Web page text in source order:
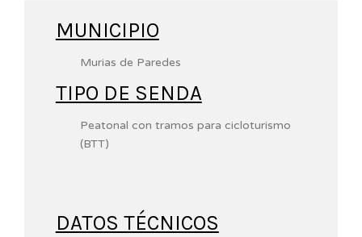
MUNICIPIO
Murias de Paredes
TIPO DE SENDA
Peatonal con tramos para cicloturismo
(BTT)
DATOS TÉCNICOS